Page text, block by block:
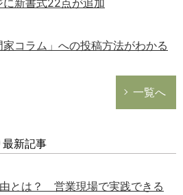
新書式22点が追加
家コラム」への投稿方法がわかる
一覧へ
新記事
とは？ 営業現場で実践できる